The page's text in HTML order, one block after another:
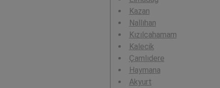
Kazan
Nallıhan
Kızılcahamam
Kalecik
Çamlıdere
Haymana
Akyurt